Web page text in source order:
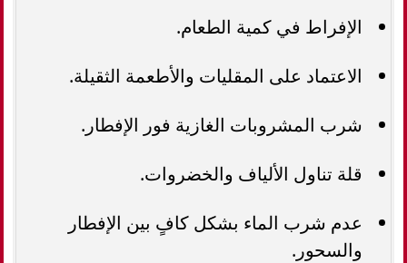
الإفراط في كمية الطعام.
الاعتماد على المقليات والأطعمة الثقيلة.
شرب المشروبات الغازية فور الإفطار.
قلة تناول الألياف والخضروات.
عدم شرب الماء بشكل كافٍ بين الإفطار
والسحور.